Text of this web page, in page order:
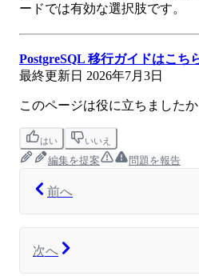
ードでは有効な選択肢です。
PostgreSQL 移行ガイドはこち
最終更新日 2026年7月3日
このページは役に立ちましたか
はい いいえ
編集を提案 問題を報告
前へ
次へ